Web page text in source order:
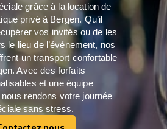
grâce à la location de
privé à Bergen. Qu’il
vos invités ou de les
le lieu de l’événement, nos
un transport confortable
Avec des forfaits
et une équipe
rendons votre journée
sans stress.